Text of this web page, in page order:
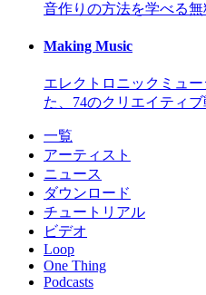
音作りの方法を学べる無
Making Music
エレクトロニックミュ
た、74のクリエイティブ
一覧
アーティスト
ニュース
ダウンロード
チュートリアル
ビデオ
Loop
One Thing
Podcasts